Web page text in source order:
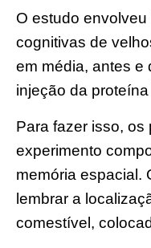
O estudo
cognitivas de
em média, antes e
injeção da
Para fazer isso,
experimento
memória espacial.
lembrar a
comestível,